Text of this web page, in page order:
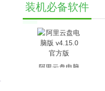
装机必备软件
阿里云盘电脑